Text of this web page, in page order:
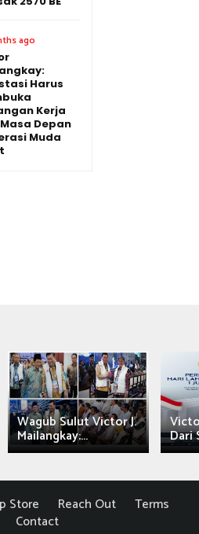
ago
Harus
Kerja
Depan
Muda
Wagub Sulut Victor J.
Mailangkay:... Dari
Store Reach Out
Terms
Contact